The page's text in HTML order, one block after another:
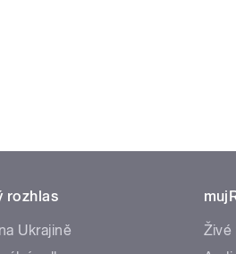
rozhlas
Ukrajině
Živé